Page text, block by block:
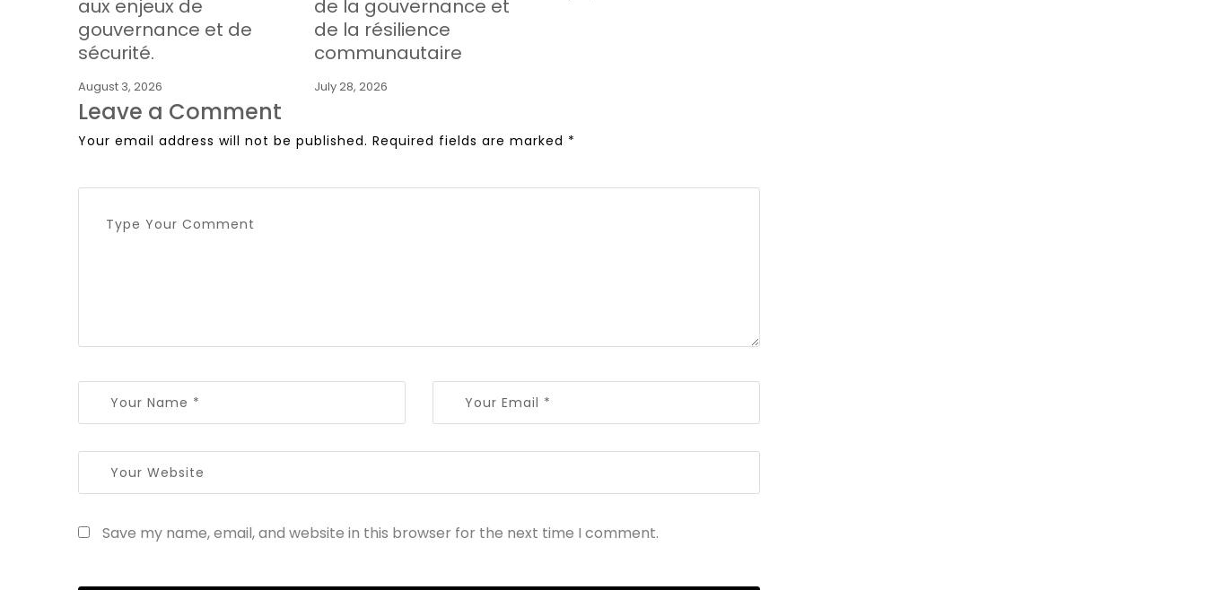
aux enjeux de
gouvernance et de
sécurité.
August 3, 2026
de la gouvernance et
de la résilience
communautaire
July 28, 2026
Leave a Comment
Your email address will not be published. Required fields are marked *
Save my name, email, and website in this browser for the next time I comment.